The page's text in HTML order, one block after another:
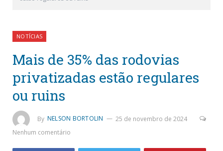
NOTÍCIAS
Mais de 35% das rodovias
privatizadas estão regulares
ou ruins
By NELSON BORTOLIN
25 de novembro de 2024
Nenhum comentário